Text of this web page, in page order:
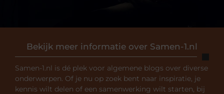
Bekijk meer informatie over Samen-1.nl
Samen-1.nl is dé plek voor algemene blogs over diverse
onderwerpen. Of je nu op zoek bent naar inspiratie, je
kennis wilt delen of een samenwerking wilt starten, bij